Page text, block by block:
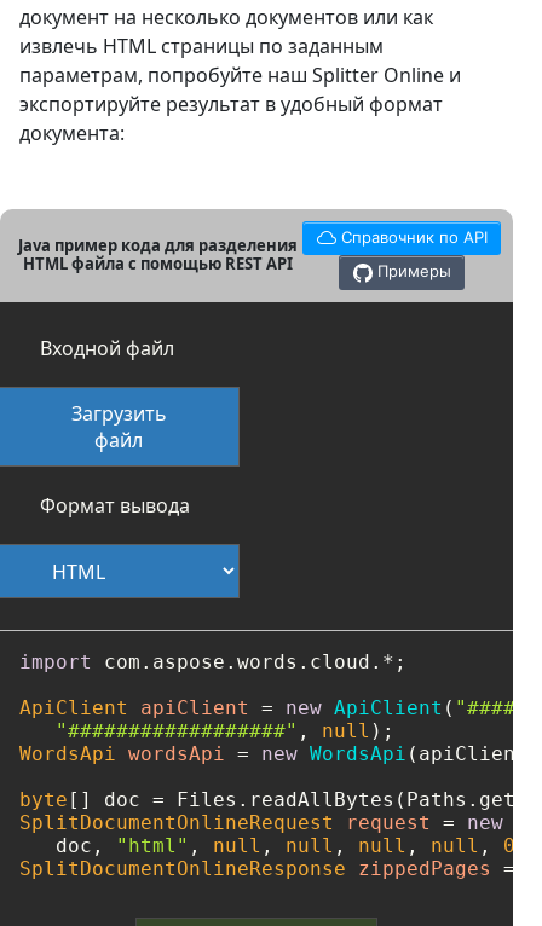
документ на несколько документов или как
извлечь HTML страницы по заданным
параметрам, попробуйте наш Splitter Online и
экспортируйте результат в удобный формат
документа:
Java пример кода для разделения
HTML файла с помощью REST API
Справочник по API
Примеры
Входной файл
Загрузить
файл
Формат вывода
import
com.aspose.words.cloud.*;
ApiClient
apiClient = new ApiClient ( "####-
"##################" , null
WordsApi wordsApi = new WordsApi
byte [] doc = Files.readAllBytes(Paths.get(
SplitDocumentOnlineRequest
request = new
   doc,
"html" , null , null , null , null , 0
SplitDocumentOnlineResponse
zippedPages =